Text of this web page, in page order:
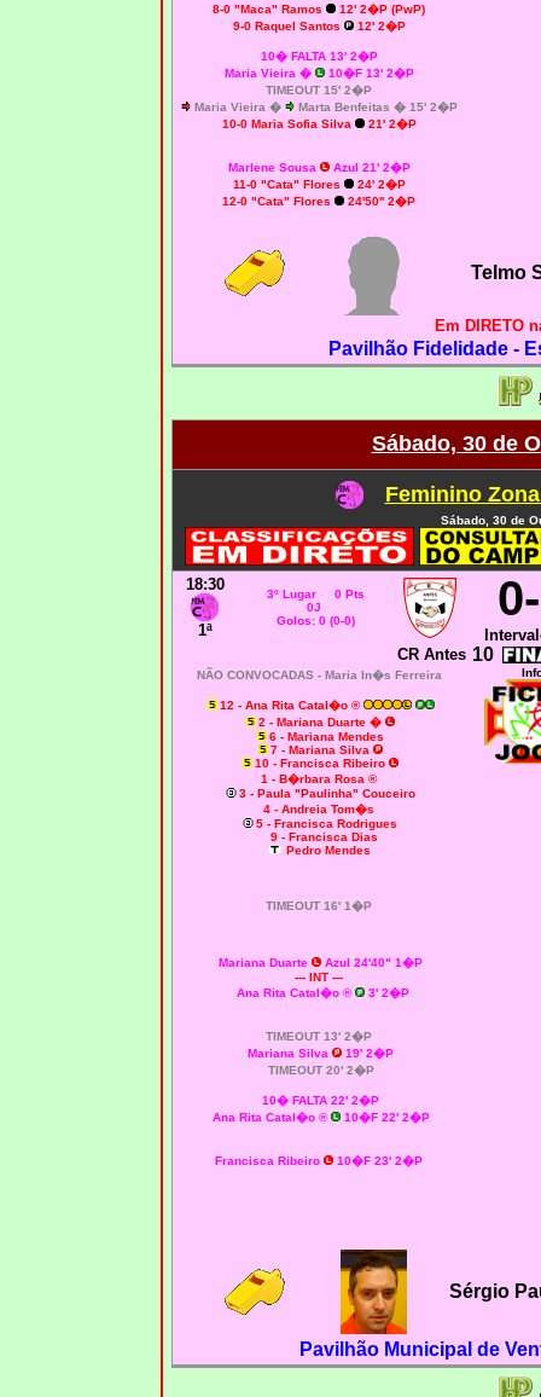
8-0 "Maca" Ramos
12' 2�P (PwP)
9-0 Raquel Santos
12' 2�P
10� FALTA 13' 2�P
Maria Vieira �
10�F 13' 2�P
TIMEOUT 15' 2�P
Maria Vieira � Marta Benfeitas � 15' 2�P
10-0 Maria Sofia Silva
21' 2�P
Marlene Sousa
Azul 21' 2�P
11-0 "Cata" Flores
24' 2�P
12-0 "Cata" Flores
24'50'' 2�P
Telmo
Em DIRETO
Pavilhão Fidelidade -
Sábado, 30 de
Feminino
Sábado, 30 de
18:30
1ª
3º Lugar 0 Pts
0J
Golos: 0 (0-0)
CR Antes 10
NÃO CONVOCADAS - Maria In�s Ferreira
12 - Ana Rita Catal�o ®
2 - Mariana Duarte �
6 - Mariana Mendes
7 - Mariana Silva
10 - Francisca Ribeiro
1 - B�rbara Rosa ®
3 - Paula "Paulinha" Couceiro
4 - Andreia Tom�s
5 - Francisca Rodrigues
9 - Francisca Dias
Pedro Mendes
TIMEOUT 16' 1�P
Mariana Duarte
Azul 24'40" 1�P
--- INT ---
Ana Rita Catal�o ® 3' 2�P
TIMEOUT 13' 2�P
Mariana Silva
19' 2�P
TIMEOUT 20' 2�P
10� FALTA 22' 2�P
Ana Rita Catal�o ® 10�F 22' 2�P
Francisca Ribeiro 10�F 23' 2�P
Sérgio
Pavilhão Municipal de